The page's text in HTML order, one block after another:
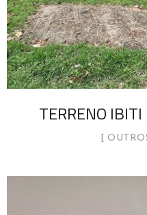
TERRENO